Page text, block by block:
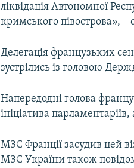
ліквідація Автономної
кримського півострова», –
Делегація французьких
зустрілись із головою
Напередодні голова
ініціатива
МЗС Франції засудив цей
МЗС України також